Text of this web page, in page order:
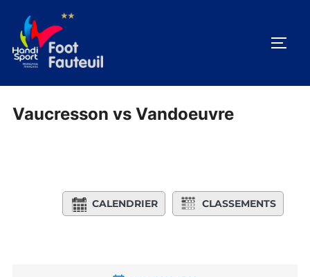
contenu
Vaucresson vs Vandoeuvre
CALENDRIER CLASSEMENTS